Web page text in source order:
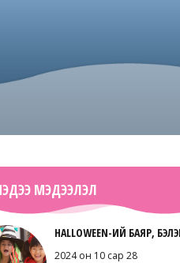
МЭДЭЭЛЭЛ
HALLOWEEN-ИЙ БАЯР,
2024 он 10 сар 28